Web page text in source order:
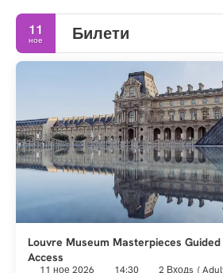
Make yourself at home in one of the 30
espresso makers and Smart televisions.
wireless internet access keeps you
programming is available for your
bathrooms have complimentary
Conveniences include safes and
Grab a bite from the snack bar/deli, or
advantage of the hotel's room service
Mingle with other guests at the
daily. Quench your thirst with your
bar/lounge. Continental breakfasts are
from 7:00 AM to 10:30 AM and on
11:00 AM for a fee.
Featured amenities include express
11
ное Билети
Louvre Museum Masterpieces
Access
11 ное 2026 14:30 2 Входs (